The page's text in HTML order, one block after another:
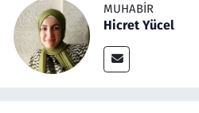
MUHABIR
Hicret Yücel